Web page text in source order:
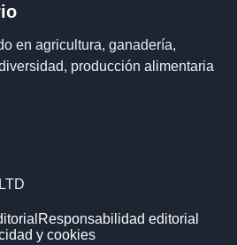
en agricultura, ganadería,
producción alimentaria
Responsabilidad editorial
y cookies